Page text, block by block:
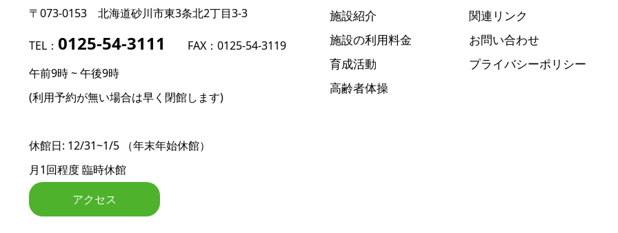
〒073-0153 北海道砂川市東3条北2丁目3-3
TEL： 0125-54-3111
FAX：0125-54-3119
午前9時 ~ 午後9時
(利用予約が無い場合は早く閉館します)
休館日: 12/31~1/5 （年末年始休館）
月1回程度 臨時休館
アクセス
施設紹介
施設の利用料金
育成活動
高齢者体操
関連リンク
お問い合わせ
プライバシーポリシー